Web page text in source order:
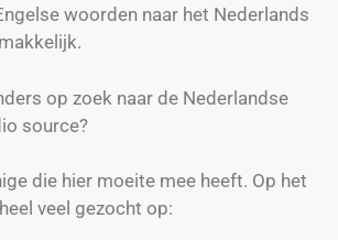
woorden naar het Nederlands
op zoek naar de Nederlandse
source?
die hier moeite mee heeft. Op het
veel gezocht op: